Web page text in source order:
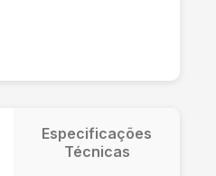
Especificações
Técnicas